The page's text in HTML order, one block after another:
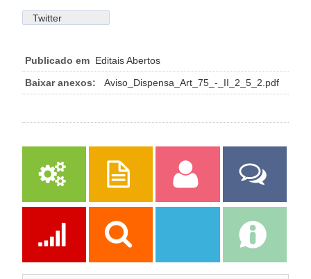
Twitter
Publicado em Editais Abertos
Baixar anexos:
Aviso_Dispensa_Art_75_-_II_2_5_2.pdf
Serviços Publicações Servidor
Fale Com a
Prefeitura